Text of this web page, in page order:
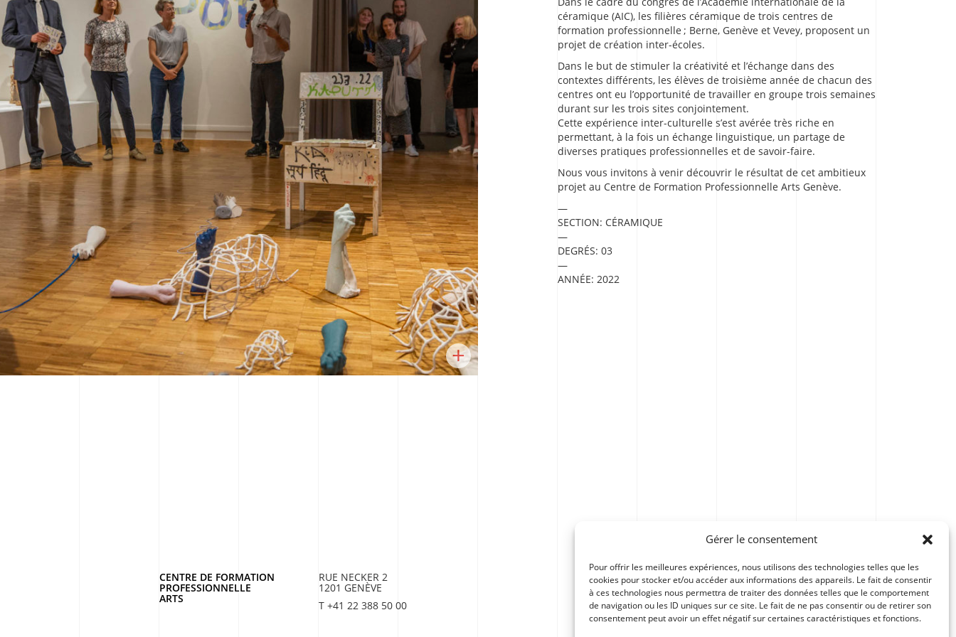
Gérer le consentement
Pour offrir les meilleures expériences, nous utilisons des technologies telles que les
cookies pour stocker et/ou accéder aux informations des appareils. Le fait de consentir
à ces technologies nous permettra de traiter des données telles que le comportement
de navigation ou les ID uniques sur ce site. Le fait de ne pas consentir ou de retirer son
consentement peut avoir un effet négatif sur certaines caractéristiques et fonctions.
+
céramique (AIC), les filières céramique de trois centres de
formation professionnelle ; Berne, Genève et Vevey, proposent un
projet de création inter-écoles.
Dans le but de stimuler la créativité et l’échange dans des
contextes différents, les élèves de troisième année de chacun des
centres ont eu l’opportunité de travailler en groupe trois semaines
durant sur les trois sites conjointement.
Cette expérience inter-culturelle s’est avérée très riche en
permettant, à la fois un échange linguistique, un partage de
diverses pratiques professionnelles et de savoir-faire.
Nous vous invitons à venir découvrir le résultat de cet ambitieux
projet au Centre de Formation Professionnelle Arts Genève.
SECTION: CÉRAMIQUE
DEGRÉS: 03
ANNÉE: 2022
CENTRE DE FORMATION
PROFESSIONNELLE
ARTS
RUE NECKER 2
1201 GENÈVE
T +41 22 388 50 00